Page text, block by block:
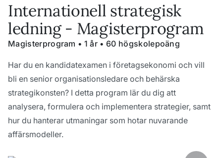
Internationell strategisk
ledning - Magisterprogram
Magisterprogram • 1 år • 60 högskolepoäng
Har du en kandidatexamen i företagsekonomi och vill
bli en senior organisationsledare och behärska
strategikonsten? I detta program lär du dig att
analysera, formulera och implementera strategier, samt
hur du hanterar utmaningar som hotar nuvarande
affärsmodeller.